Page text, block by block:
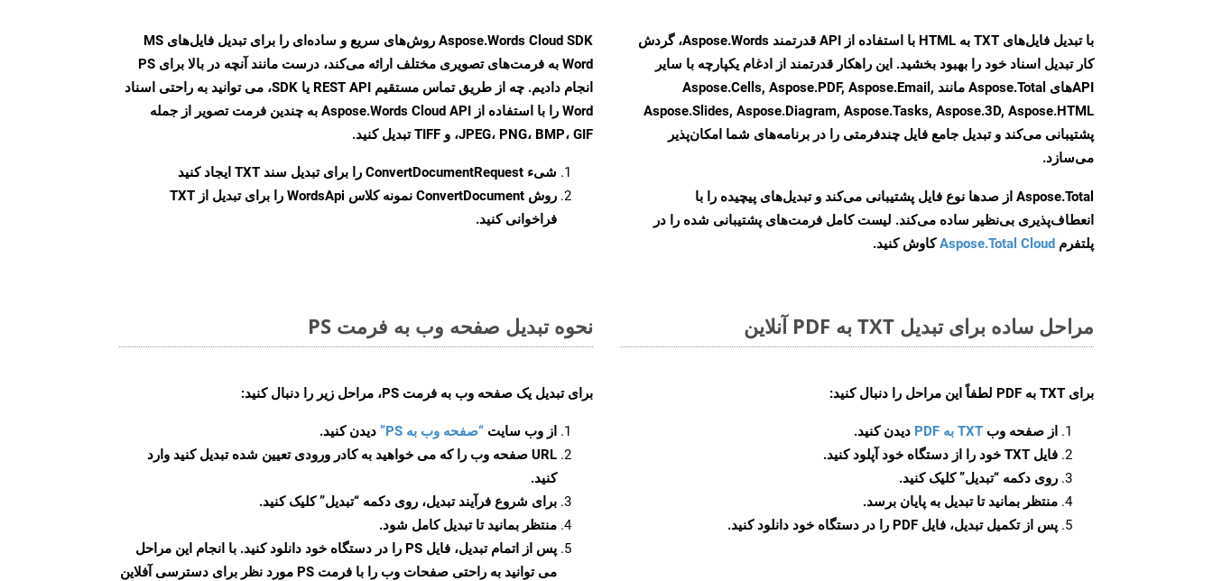
با تبدیل فایل‌های TXT به HTML با استفاده از API قدرتمند Aspose.Words، گردش
کار تبدیل اسناد خود را بهبود بخشید. این راهکار قدرتمند از ادغام یکپارچه با سایر
APIهای Aspose.Total مانند Aspose.Cells, Aspose.PDF, Aspose.Email,
Aspose.Slides, Aspose.Diagram, Aspose.Tasks, Aspose.3D, Aspose.HTML
پشتیبانی می‌کند و تبدیل جامع فایل چندفرمتی را در برنامه‌های شما امکان‌پذیر
می‌سازد.
Aspose.Total از صدها نوع فایل پشتیبانی می‌کند و تبدیل‌های پیچیده را با
انعطاف‌پذیری بی‌نظیر ساده می‌کند. لیست کامل فرمت‌های پشتیبانی شده را در
پلتفرم Aspose.Total Cloudکاوش کنید.
Aspose.Words Cloud SDK روش‌های سریع و ساده‌ای را برای تبدیل فایل‌های MS
Word به فرمت‌های تصویری مختلف ارائه می‌کند، درست مانند آنچه در بالا برای PS
انجام دادیم. چه از طریق تماس مستقیم REST API یا SDK، می توانید به راحتی اسناد
Word را با استفاده از Aspose.Words Cloud API به چندین فرمت تصویر از جمله
JPEG، PNG، BMP، GIF، و TIFF تبدیل کنید.
شیء ConvertDocumentRequest را برای تبدیل سند TXT ایجاد کنید
روش ConvertDocument
نمونه کلاس WordsApi را برای تبدیل از TXT
فراخوانی کنید.
مراحل ساده برای تبدیل TXT به PDF آنلاین
برای TXT به PDF لطفاً این مراحل را دنبال کنید:
از صفحه وب TXT به PDF
دیدن کنید.
فایل TXT خود را از دستگاه خود آپلود کنید.
روی دکمه “تبدیل”کلیک کنید.
منتظر بمانید تا تبدیل به پایان برسد.
پس از تکمیل تبدیل، فایل PDF را در دستگاه خود دانلود کنید.
نحوه تبدیل صفحه وب به فرمت PS
برای تبدیل یک صفحه وب به فرمت PS، مراحل زیر را دنبال کنید:
از وب سایت “صفحه وب به PS”
دیدن کنید.
URL صفحه وب را که می خواهید به کادر ورودی تعیین شده تبدیل کنید وارد
کنید.
برای شروع فرآیند تبدیل، روی دکمه “تبدیل” کلیک کنید.
منتظر بمانید تا تبدیل کامل شود.
پس از اتمام تبدیل، فایل PS را در دستگاه خود دانلود کنید. با انجام این مراحل
می توانید به راحتی صفحات وب را با فرمت PS مورد نظر برای دسترسی آفلاین